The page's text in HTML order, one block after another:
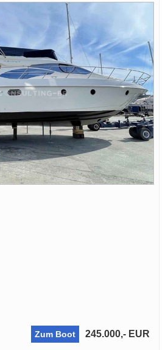
Zum Boot 245.000,- EUR